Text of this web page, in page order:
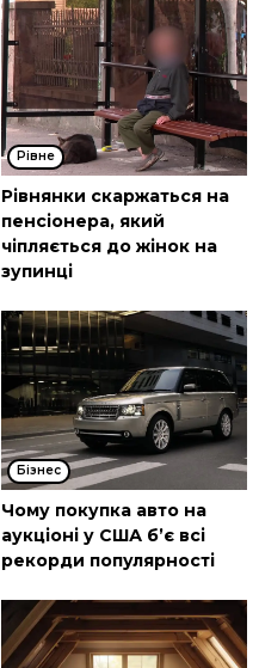
Рівне
Рівнянки скаржаться на
пенсіонера, який
чіпляється до жінок на
зупинці
Бізнес
Чому покупка авто на
аукціоні у США б’є всі
рекорди популярності